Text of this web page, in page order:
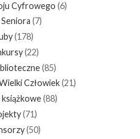
Cyfrowego (6)
(7)
(178)
(22)
(85)
Człowiek(21)
(88)
(71)
(50)